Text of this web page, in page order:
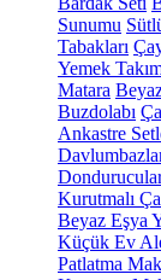
Sunumu
Tabakları
Yemek
Matara
Buzdolabı
Ankastre
Kurutmalı
Beyaz Eşya
Küçük Ev
Patlatma